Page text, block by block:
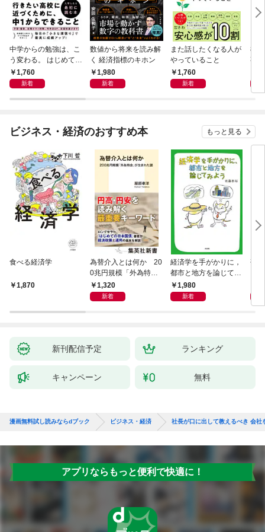
中学からの勉強は、こ
う変わる。 はじめての
自学自習のキホン
1,760
新着
数値から将来を読み解
く 経済指標のキホン
1,980
新着
また話したくなる人が
やっていること
1,760
新着
83
事
ビジネス・経済のおすすめ本 もっと見る
食べる経済学
1,870
為替介入とは何か 20
0兆円規模「外為特
会」が生まれた謎
1,320
新着
経済学を手がかりに，
都市と地方を論じてみ
よう1,980
新着
研
新刊配信予定 ランキング
キャンペーン 無料
漫画無料試し読みならdブック ビジネス・経済 社長が口に出して教えるべき 会社
アプリならもっと便利で快適に！